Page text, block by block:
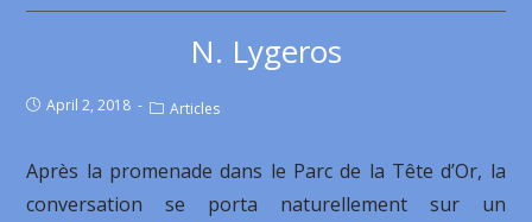
N. Lygeros
April 2, 2018 Articles
Après la promenade dans le Parc de la Tête d’Or, la
conversation se porta naturellement sur un